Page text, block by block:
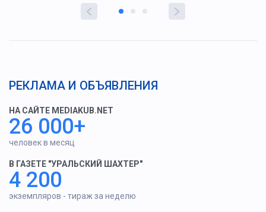
РЕКЛАМА И ОБЪЯВЛЕНИЯ
НА САЙТЕ MEDIAKUB.NET
26 000+
человек в месяц
В ГАЗЕТЕ "УРАЛЬСКИЙ ШАХТЕР"
4 200
экземпляров - тираж за неделю